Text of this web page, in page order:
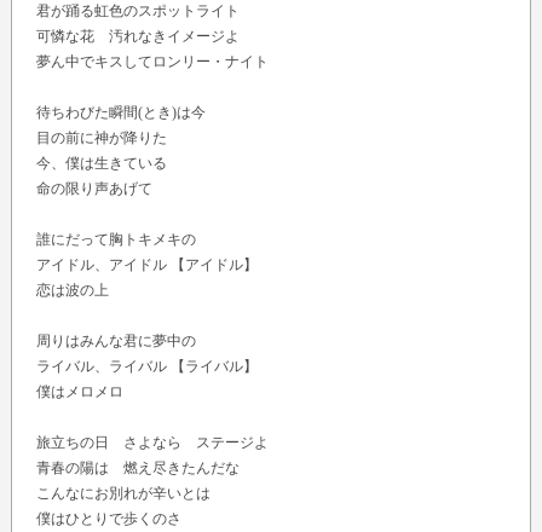
君が踊る虹色のスポットライト
可憐な花 汚れなきイメージよ
夢ん中でキスしてロンリー・ナイト
待ちわびた瞬間(とき)は今
目の前に神が降りた
今、僕は生きている
命の限り声あげて
誰にだって胸トキメキの
アイドル、アイドル 【アイドル】
恋は波の上
周りはみんな君に夢中の
ライバル、ライバル 【ライバル】
僕はメロメロ
旅立ちの日 さよなら ステージよ
青春の陽は 燃え尽きたんだな
こんなにお別れが辛いとは
僕はひとりで歩くのさ